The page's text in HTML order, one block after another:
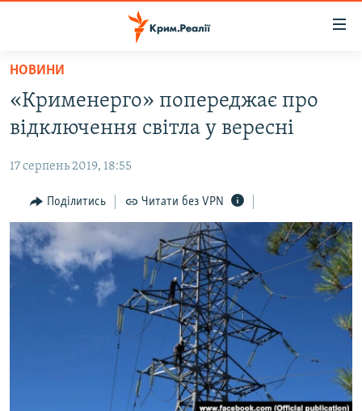
Перейти
основного
матеріалу
до
навігації
Перейти
до
пошуку
ВОДА.КРИМ
ПОЛІТИКА
БЛОГИ
ПОГЛЯД
ІНТЕРВ'Ю
ВСЕ ЗА ДЕНЬ
ВІДЕОУРОКИ «ELIFBE»
ЯК ОБІЙТИ БЛОКУВАННЯ
НОВИНИ
«Крименерго» попереджає про
відключення світла у вересні
17 серпень 2019, 18:55
Поділитись Читати без VPN